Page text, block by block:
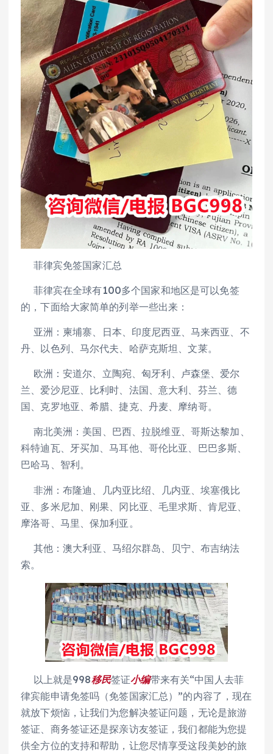
菲律宾免签国家汇总
菲律宾在全球有100多个国家和地区是可以免签
的，下面给大家简单的列举一些出来：
亚洲：柬埔寨、日本、印度尼西亚、马来西亚、不
丹、以色列、马尔代夫、哈萨克斯坦、文莱。
欧洲：安道尔、立陶宛、匈牙利、卢森堡、爱尔
兰、爱沙尼亚、比利时、法国、意大利、芬兰、德
国、克罗地亚、希腊、捷克、丹麦、摩纳哥。
南北美洲：美国、巴西、拉脱维亚、哥斯达黎加、
科特迪瓦、牙买加、马耳他、哥伦比亚、巴巴多斯、
巴哈马、智利。
非洲：布隆迪、几内亚比绍、几内亚、埃塞俄比
亚、多米尼加、刚果、冈比亚、毛里求斯、肯尼亚、
摩洛哥、马里、保加利亚。
其他：澳大利亚、马绍尔群岛、贝宁、布吉纳法
索。
以上就是998移民签证小编带来有关“中国人去菲
律宾能申请免签吗（免签国家汇总）”的内容了，现在
就放下烦恼，让我们为您解决签证问题，无论是旅游
签证、商务签证还是探亲访友签证，我们都能为您提
供全方位的支持和帮助，让您尽情享受这段美妙的旅